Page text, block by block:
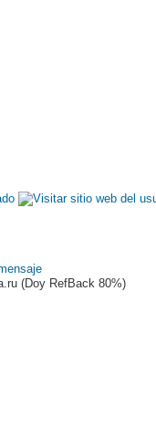
(Doy RefBack 80%)